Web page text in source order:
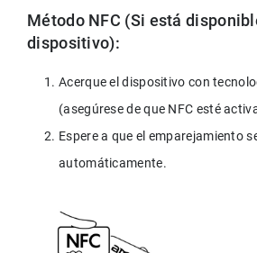
Método NFC (Si está
dispositivo):
Acerque el dispositivo con
(asegúrese de que NFC esté
Espere a que el emparejamiento
automáticamente.